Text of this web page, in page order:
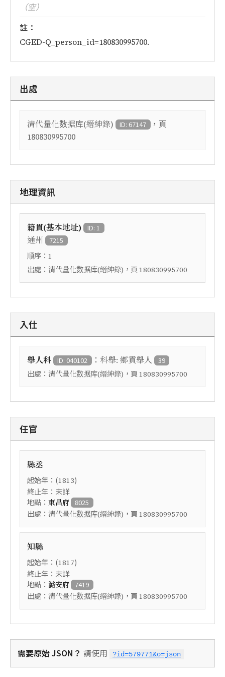
（空）
註：
CGED-Q_person_id=180830995700.
出處
清代量化数据库(縉紳錄) ID: 67147 ，頁
180830995700
地理資訊
籍貫(基本地址) ID: 1
通州 7215
順序： 1
出處： 清代量化数据库(縉紳錄) ，頁 180830995700
入仕
舉人科 ID: 040102 ： 科舉: 鄉貢舉人 39
出處： 清代量化数据库(縉紳錄) ，頁 180830995700
任官
縣丞
起始年：(1813)
終止年：未詳
地點： 東昌府 8025
出處： 清代量化数据库(縉紳錄) ，頁 180830995700
知縣
起始年：(1817)
終止年：未詳
地點： 潞安府 7419
出處： 清代量化数据库(縉紳錄) ，頁 180830995700
需要原始 JSON？ 請使用 ?id=579771&o=json